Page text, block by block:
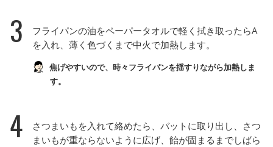
3
フライパンの油をペーパータオルで軽く拭き取ったらA
を入れ、薄く色づくまで中火で加熱します。
焦げやすいので、時々フライパンを揺すりながら加熱しま
す。
4
さつまいもを入れて絡めたら、バットに取り出し、さつ
まいもが重ならないように広げ、飴が固まるまでしばら